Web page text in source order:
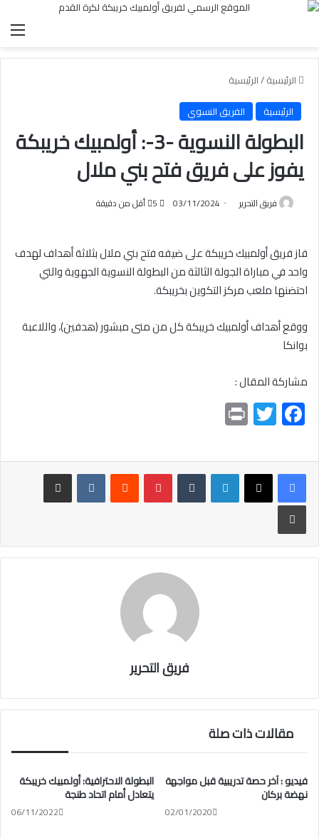
الرئيسية/الرئيسية
الرئيسية
الفريق النسوي
البطولة النسوية -3-: أولمبيك خريبكة
يفوز على فريق فتح بني ملال
فريق التحرير 03/11/2024 أقل من دقيقة
فاز فريق أولمبيك خريبكة على ضيفه فتح بني ملال بثلاثة أهداف لهدف
واحد في مباراة الجولة الثالثة من البطولة النسوية الجهوية والتي
احتضنها ملعب مركز التكوين بخريبكة.
ووقع أهداف أولمبيك خريبكة كل من منى مبشور (هدفين)، واللاعبة
بوانكا
مشاركة المقال :
F
ac
e
b
o
ok
T
wi
tt
er
t
لينكدإن بينتيريست
مشاركة عبر البريد
طباعة
فريق التحرير
مقالات ذات صلة
البطولة الاحترافية: أولمبيك خريبكة
يتعادل أمام اتحاد طنجة
06/11/2022
فيديو : آخر حصة تدريبية قبل مواجهة
نهضة بركان
02/01/2020